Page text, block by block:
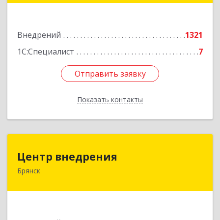
Внедрений
1321
1С:Специалист
7
Отправить заявку
Показать контакты
Отправить заявку
Назад
Центр внедрения
Брянск
241020, Брянская обл, Брянск г, Транспортная